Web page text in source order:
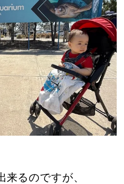
るのですが、